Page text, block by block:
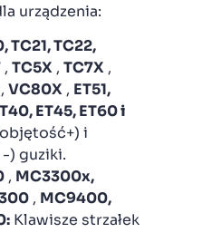
urządzenia:
TC21, TC22,
, TC5X , TC7X ,
, VC80X , ET51,
ET45, ET60i
i
) guziki.
, MC3300x,
, MC9400,
Klawisze strzałek